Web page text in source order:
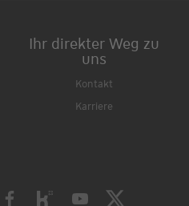
Ihr direkter Weg zu
uns
Kontakt
Karriere